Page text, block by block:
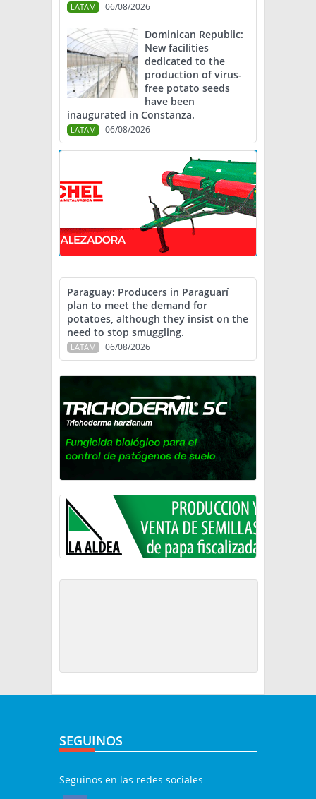
LATAM 06/08/2026
Dominican Republic:
New facilities
dedicated to the
production of virus-
free potato seeds
have been
inaugurated in Constanza.
LATAM 06/08/2026
Paraguay: Producers in Paraguarí
plan to meet the demand for
potatoes, although they insist on the
need to stop smuggling.
LATAM 06/08/2026
SEGUINOS
Seguinos en las redes sociales